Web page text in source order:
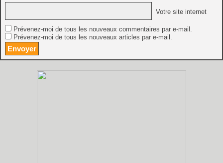
Votre site internet
Prévenez-moi de tous les nouveaux commentaires par e-mail.
Prévenez-moi de tous les nouveaux articles par e-mail.